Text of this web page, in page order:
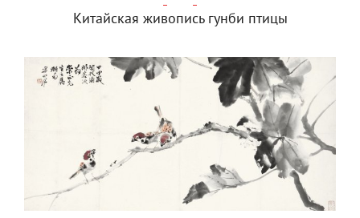
Китайская живопись гунби птицы